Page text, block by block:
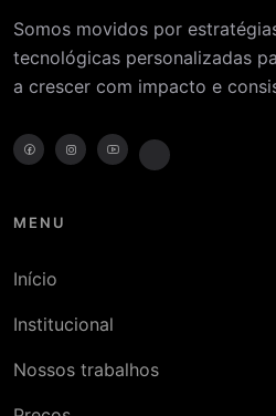
Somos movidos por
tecnológicas personalizadas
a crescer com impacto e
MENU
Início
Institucional
Nossos trabalhos